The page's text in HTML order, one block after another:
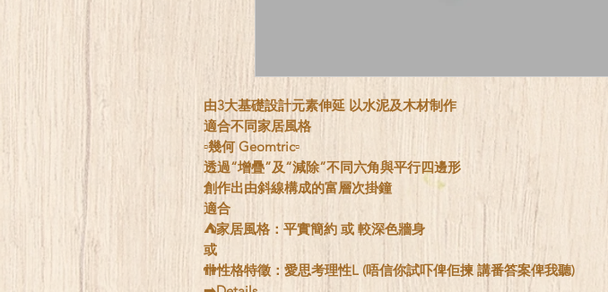
由3大基礎設計元素伸延 以水泥及木材制作
適合不同家居風格
▫️幾何 Geomtric▫️
透過“增疊”及“減除”不同六角與平行四邊形
創作出由斜線構成的富層次掛鐘
適合
⛺️家居風格：平實簡約 或 較深色牆身
或
🚻性格特徵：愛思考理性L (唔信你試吓俾佢揀 講番答案俾我聽)